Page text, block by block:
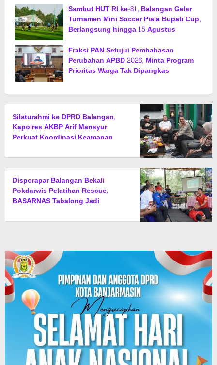
Sambut HUT RI ke-81, Balangan Gelar
Turnamen Mini Soccer Piala Bupati Cup,
Berlangsung hingga 15 Agustus
Fraksi PAN Setujui Pembahasan
Perubahan APBD 2026, Minta Program
Prioritas Warga Tak Dipangkas
Silaturahmi ke DPRD Balangan,
Kapolres AKBP Arif Mansyur
Perkuat Koordinasi Keamanan
Disporapar Balangan Bekali
Pokdarwis Pelatihan Rescue,
BASARNAS Tabalong Jadi